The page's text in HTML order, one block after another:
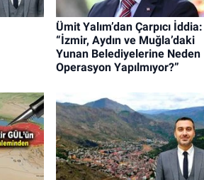
Ümit Yalım’dan Çarpıcı İddia:
“İzmir, Aydın ve Muğla’daki
Yunan Belediyelerine Neden
Operasyon Yapılmıyor?”